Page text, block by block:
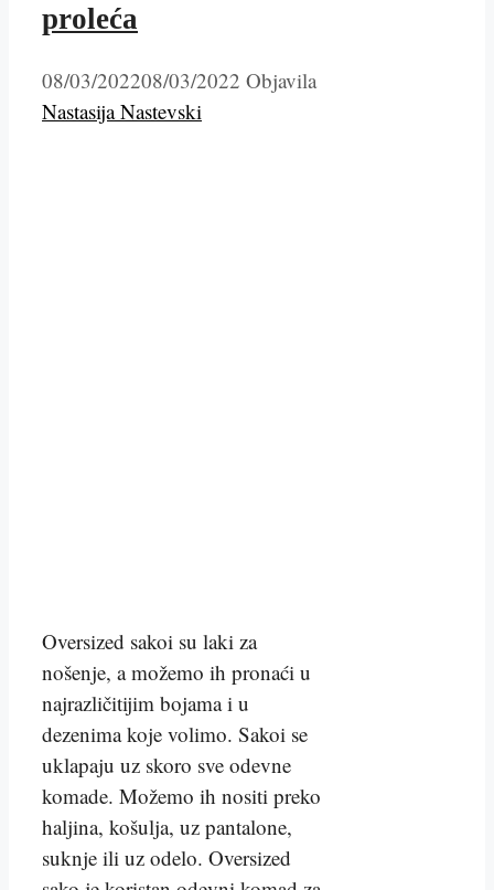
proleća
08/03/202208/03/2022 Objavila
Nastasija Nastevski
Oversized sakoi su laki za
nošenje, a možemo ih pronaći u
najrazličitijim bojama i u
dezenima koje volimo. Sakoi se
uklapaju uz skoro sve odevne
komade. Možemo ih nositi preko
haljina, košulja, uz pantalone,
suknje ili uz odelo. Oversized